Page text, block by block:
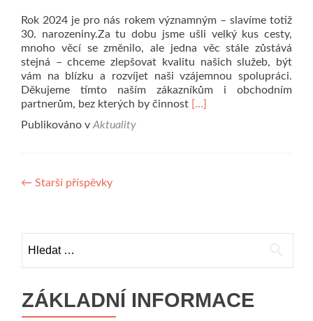
Rok 2024 je pro nás rokem významným – slavíme totiž
30. narozeniny.Za tu dobu jsme ušli velký kus cesty,
mnoho věcí se změnilo, ale jedna věc stále zůstává
stejná – chceme zlepšovat kvalitu našich služeb, být
vám na blízku a rozvíjet naši vzájemnou spolupráci.
Děkujeme tímto naším zákazníkům i obchodním
partnerům, bez kterých by činnost Read
[…]
Publikováno v Aktuality
Navigace
příspěvky
← Starší příspěvky
ZÁKLADNÍ INFORMACE